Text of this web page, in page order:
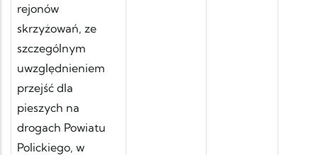
rejonów
skrzyżowań, ze
szczególnym
uwzględnieniem
przejść dla
pieszych na
drogach Powiatu
Polickiego, w